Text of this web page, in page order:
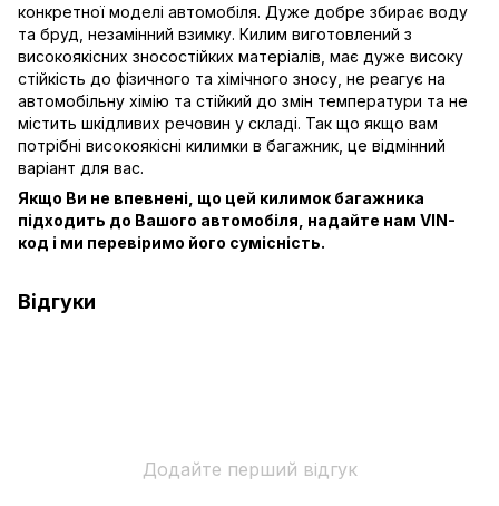
конкретної моделі автомобіля. Дуже добре збирає воду
та бруд, незамінний взимку. Килим виготовлений з
високоякісних зносостійких матеріалів, має дуже високу
стійкість до фізичного та хімічного зносу, не реагує на
автомобільну хімію та стійкий до змін температури та не
містить шкідливих речовин у складі. Так що якщо вам
потрібні високоякісні килимки в багажник, це відмінний
варіант для вас.
Якщо Ви не впевнені, що цей килимок багажника
підходить до Вашого автомобіля, надайте нам VIN-
код і ми перевіримо його сумісність.
Відгуки
Додайте перший відгук